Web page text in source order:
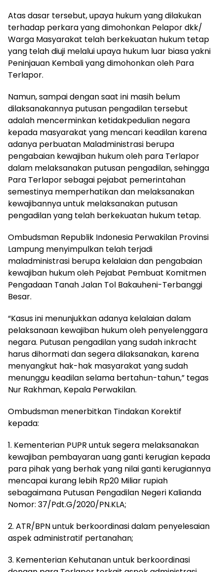
Atas dasar tersebut, upaya hukum yang dilakukan
terhadap perkara yang dimohonkan Pelapor dkk/
Warga Masyarakat telah berkekuatan hukum tetap
yang telah diuji melalui upaya hukum luar biasa yakni
Peninjauan Kembali yang dimohonkan oleh Para
Terlapor.
Namun, sampai dengan saat ini masih belum
dilaksanakannya putusan pengadilan tersebut
adalah mencerminkan ketidakpedulian negara
kepada masyarakat yang mencari keadilan karena
adanya perbuatan Maladministrasi berupa
pengabaian kewajiban hukum oleh para Terlapor
dalam melaksanakan putusan pengadilan, sehingga
Para Terlapor sebagai pejabat pemerintahan
semestinya memperhatikan dan melaksanakan
kewajibannya untuk melaksanakan putusan
pengadilan yang telah berkekuatan hukum tetap.
Ombudsman Republik Indonesia Perwakilan Provinsi
Lampung menyimpulkan telah terjadi
maladministrasi berupa kelalaian dan pengabaian
kewajiban hukum oleh Pejabat Pembuat Komitmen
Pengadaan Tanah Jalan Tol Bakauheni-Terbanggi
Besar.
“Kasus ini menunjukkan adanya kelalaian dalam
pelaksanaan kewajiban hukum oleh penyelenggara
negara. Putusan pengadilan yang sudah inkracht
harus dihormati dan segera dilaksanakan, karena
menyangkut hak-hak masyarakat yang sudah
menunggu keadilan selama bertahun-tahun,” tegas
Nur Rakhman, Kepala Perwakilan.
Ombudsman menerbitkan Tindakan Korektif
kepada:
1. Kementerian PUPR untuk segera melaksanakan
kewajiban pembayaran uang ganti kerugian kepada
para pihak yang berhak yang nilai ganti kerugiannya
mencapai kurang lebih Rp20 Miliar rupiah
sebagaimana Putusan Pengadilan Negeri Kalianda
Nomor: 37/Pdt.G/2020/PN.KLA;
2. ATR/BPN untuk berkoordinasi dalam penyelesaian
aspek administratif pertanahan;
3. Kementerian Kehutanan untuk berkoordinasi